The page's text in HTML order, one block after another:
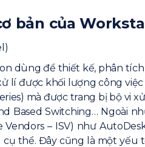
bản của
dùng để thiết kế, phân
lí được khối lượng công
mà được trang bị bộ vi
Based Switching… Ngoài
– ISV) như
thể. Đây cũng là một yếu